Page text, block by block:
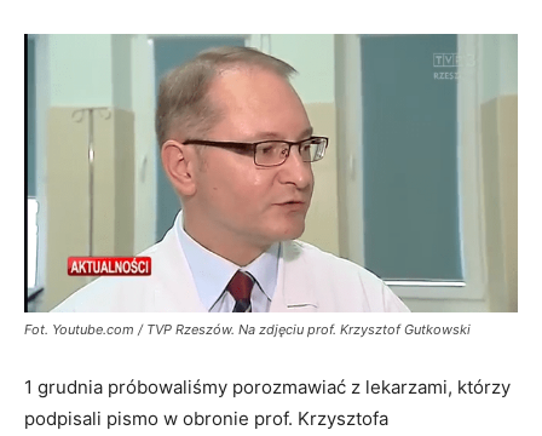
Fot. Youtube.com / TVP Rzeszów. Na zdjęciu prof. Krzysztof Gutkowski
1 grudnia próbowaliśmy porozmawiać z lekarzami, którzy
podpisali pismo w obronie prof. Krzysztofa